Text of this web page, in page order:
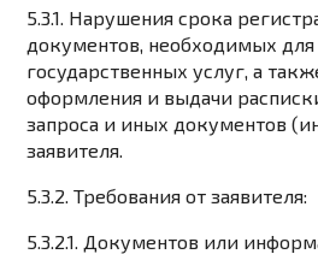
5.3.1. Нарушения срока
документов, необходимых для
государственных услуг, а
оформления и выдачи
запроса и иных документов
заявителя.
5.3.2. Требования от заявителя:
5.3.2.1. Документов или